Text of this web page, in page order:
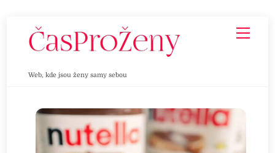
Web, kde jsou ženy samy sebou